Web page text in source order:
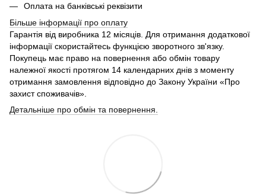
Оплата на банківські реквізити
Більше інформації про оплату
Гарантія від виробника 12 місяців. Для отримання додаткової
інформації скористайтесь функцією зворотного зв'язку.
Покупець має право на повернення або обмін товару
належної якості протягом 14 календарних днів з моменту
отримання замовлення відповідно до Закону України «Про
захист споживачів».
Детальніше про обмін та повернення.